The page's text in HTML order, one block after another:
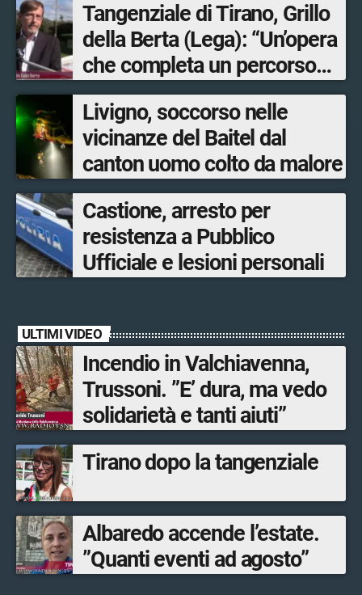
Tangenziale di Tirano, Grillo
della Berta (Lega): “Un’opera
che completa un percorso
avviato anni fa. Ora avanti
con la Tartano-Sondrio”
Livigno, soccorso nelle
vicinanze del Baitel dal
canton uomo colto da malore
Castione, arresto per
resistenza a Pubblico
Ufficiale e lesioni personali
ULTIMI VIDEO
Incendio in Valchiavenna,
Trussoni. ”E’ dura, ma vedo
solidarietà e tanti aiuti”
Tirano dopo la tangenziale
Albaredo accende l’estate.
”Quanti eventi ad agosto”